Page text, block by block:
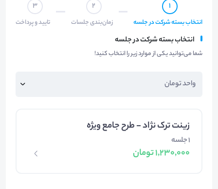
1
انتخاب بسته شرکت در جلسه
2
زمان‌بندی جلسات
3
تایید و پرداخت
انتخاب بسته شرکت در جلسه
شما می‌توانید یکی از موارد زیر را انتخاب کنید!
زینت ترک نژاد - طرح جامع ویژه
1 جلسه
1,230,000 تومان